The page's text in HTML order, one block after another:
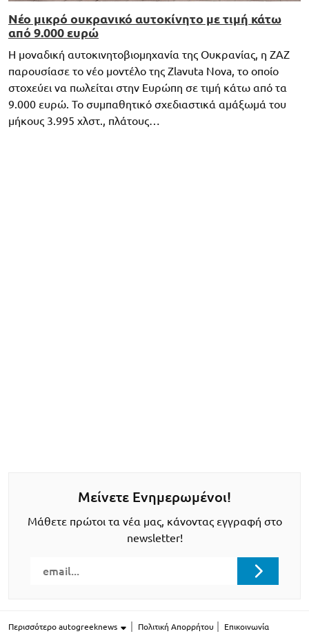
Νέο μικρό ουκρανικό αυτοκίνητο με τιμή κάτω
από 9.000 ευρώ
Η μοναδική αυτοκινητοβιομηχανία της Ουκρανίας, η ZAZ
παρουσίασε το νέο μοντέλο της Zlavuta Nova, το οποίο
στοχεύει να πωλείται στην Ευρώπη σε τιμή κάτω από τα
9.000 ευρώ. Το συμπαθητικό σχεδιαστικά αμάξωμά του
μήκους 3.995 χλστ., πλάτους…
Μείνετε Ενημερωμένοι!
Μάθετε πρώτοι τα νέα μας, κάνοντας εγγραφή στο
newsletter!
Περισσότερο autogreeknews Πολιτική Απορρήτου Επικοινωνία